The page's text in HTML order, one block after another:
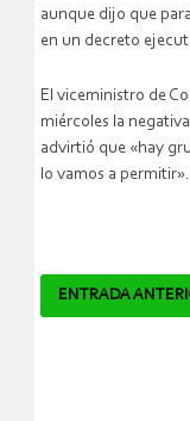
aunque dijo que
en un decreto
El viceministro de
miércoles la
advirtió que «hay
lo vamos a permitir».
ENTRADA